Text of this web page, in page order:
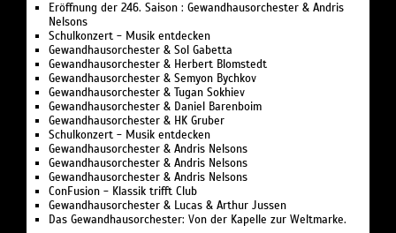
Eröffnung der 246. Saison : Gewandhausorchester & Andris
Nelsons
Schulkonzert - Musik entdecken
Gewandhausorchester & Sol Gabetta
Gewandhausorchester & Herbert Blomstedt
Gewandhausorchester & Semyon Bychkov
Gewandhausorchester & Tugan Sokhiev
Gewandhausorchester & Daniel Barenboim
Gewandhausorchester & HK Gruber
Schulkonzert - Musik entdecken
Gewandhausorchester & Andris Nelsons
Gewandhausorchester & Andris Nelsons
Gewandhausorchester & Andris Nelsons
ConFusion - Klassik trifft Club
Gewandhausorchester & Lucas & Arthur Jussen
Das Gewandhausorchester: Von der Kapelle zur Weltmarke.